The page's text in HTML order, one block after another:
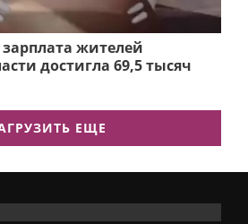
зарплата жителей
достигла 69,5 тысяч
ЕЩЕ